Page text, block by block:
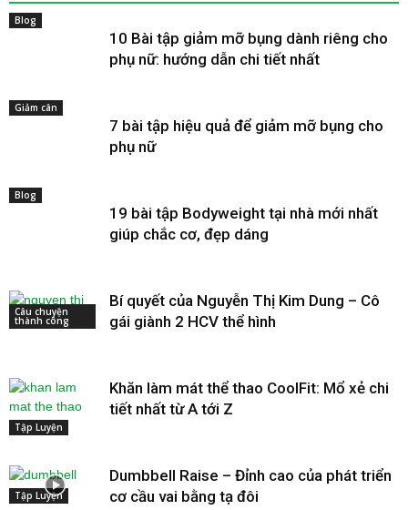
Blog
10 Bài tập giảm mỡ bụng dành riêng cho
phụ nữ: hướng dẫn chi tiết nhất
Giảm cân
7 bài tập hiệu quả để giảm mỡ bụng cho
phụ nữ
Blog
19 bài tập Bodyweight tại nhà mới nhất
giúp chắc cơ, đẹp dáng
Câu chuyện
thành công
Bí quyết của Nguyễn Thị Kim Dung – Cô
gái giành 2 HCV thể hình
Tập Luyện
Khăn làm mát thể thao CoolFit: Mổ xẻ chi
tiết nhất từ A tới Z
Tập Luyện
Dumbbell Raise – Đỉnh cao của phát triển
cơ cầu vai bằng tạ đôi